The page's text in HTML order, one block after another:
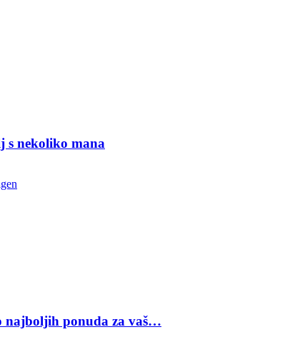
s nekoliko mana
najboljih ponuda za vaš…